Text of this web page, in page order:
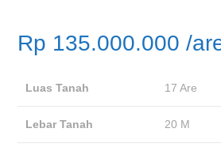
Rp 135.000.000 /
Luas Tanah 17 Are
Lebar Tanah 20 M